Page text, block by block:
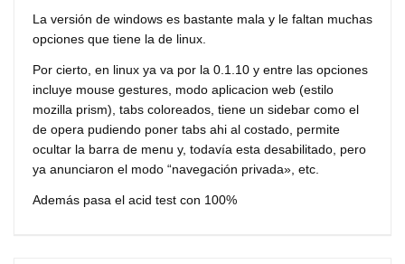
La versión de windows es bastante mala y le faltan muchas
opciones que tiene la de linux.
Por cierto, en linux ya va por la 0.1.10 y entre las opciones
incluye mouse gestures, modo aplicacion web (estilo
mozilla prism), tabs coloreados, tiene un sidebar como el
de opera pudiendo poner tabs ahi al costado, permite
ocultar la barra de menu y, todavía esta desabilitado, pero
ya anunciaron el modo “navegación privada», etc.
Además pasa el acid test con 100%